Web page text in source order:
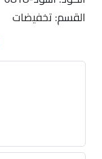
القسم:تخفيضات